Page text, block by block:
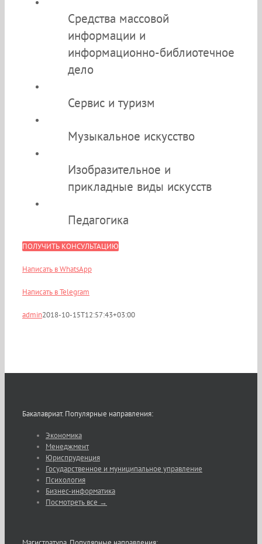
Средства массовой
информации и
информационно-библиотечное
дело
Сервис и туризм
Музыкальное искусство
Изобразительное и
прикладные виды искусств
Педагогика
ПОЛУЧИТЬ КОНСУЛЬТАЦИЮ
Написать в WhatsApp
Написать в Telegram
admin2018-10-15T12:57:43+03:00
Бакалавриат. Популярные направления:
Экономика
Менеджмент
Юриспруденция
Государственное и муниципальное управление
Психология
Бизнес-информатика
Посмотреть все →